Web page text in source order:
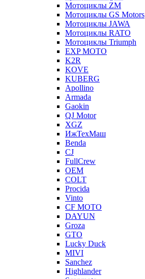
Мотоциклы ZM
Мотоциклы GS Motors
Мотоциклы JAWA
Мотоциклы RATO
Мотоциклы Triumph
EXP MOTO
K2R
KOVE
KUBERG
Apollino
Armada
Gaokin
QJ Motor
XGZ
ИжТехМаш
Benda
CJ
FullCrew
OEM
COLT
Procida
Vinto
CF MOTO
DAYUN
Groza
GTO
Lucky Duck
MIVI
Sanchez
Highlander